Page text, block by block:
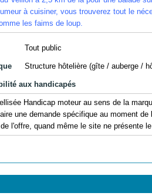
à cuisiner, vous trouverez tout le
les faims de loup.
Tout public
Structure hôtelière (gîte / auberge /
aux handicapés
Handicap moteur au sens de la
une demande spécifique au moment
l'offre, quand même le site ne présente